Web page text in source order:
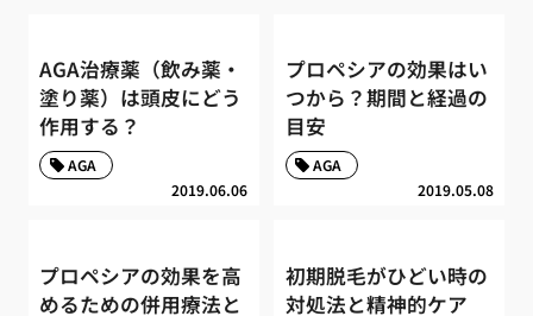
AGA治療薬（飲み薬・
塗り薬）は頭皮にどう
作用する？
2019.06.06
AGA
プロペシアの効果はい
つから？期間と経過の
目安
2019.05.08
AGA
プロペシアの効果を高
めるための併用療法と
初期脱毛がひどい時の
対処法と精神的ケア